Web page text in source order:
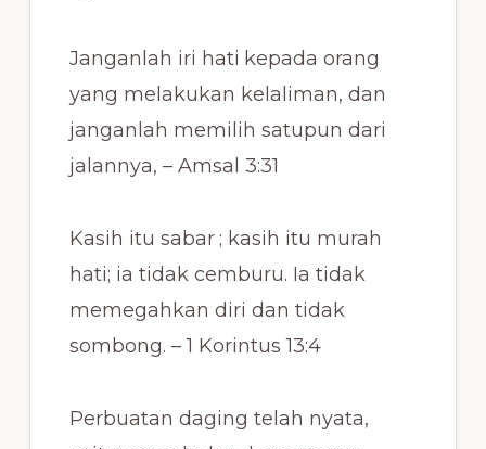
Janganlah iri hati kepada orang
yang melakukan kelaliman, dan
janganlah memilih satupun dari
jalannya, – Amsal 3:31
Kasih itu sabar ; kasih itu murah
hati; ia tidak cemburu. Ia tidak
memegahkan diri dan tidak
sombong. – 1 Korintus 13:4
Perbuatan daging telah nyata,